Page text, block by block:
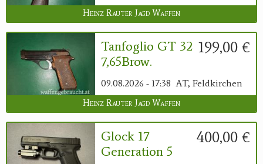
Heinz Rauter Jagd Waffen
199,00 €
Tanfoglio GT 32
7,65Brow.
09.08.2026 - 17:38 AT, Feldkirchen
Heinz Rauter Jagd Waffen
400,00 €
Glock 17
Generation 5